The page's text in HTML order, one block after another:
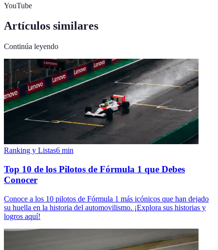
YouTube
Artículos similares
Continúa leyendo
Ranking y Listas6 min
Top 10 de los Pilotos de Fórmula 1 que Debes
Conocer
Conoce a los 10 pilotos de Fórmula 1 más icónicos que han dejado
su huella en la historia del automovilismo. ¡Explora sus historias y
logros aquí!